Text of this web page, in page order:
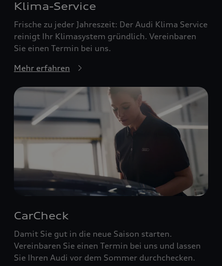
Klima-Service
Frische zu jeder Jahreszeit: Der Audi Klima Service
reinigt Ihr Klimasystem gründlich. Vereinbaren
Sie einen Termin bei uns.
Mehr erfahren
CarCheck
Damit Sie gut in die neue Saison starten.
Vereinbaren Sie einen Termin bei uns und lassen
Sie Ihren Audi vor dem Sommer durchchecken.